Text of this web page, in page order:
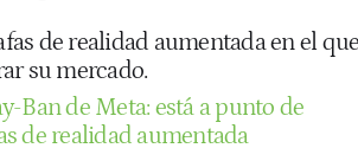
de realidad aumentada en el
su mercado.
Ban de Meta: está a punto de
de realidad aumentada